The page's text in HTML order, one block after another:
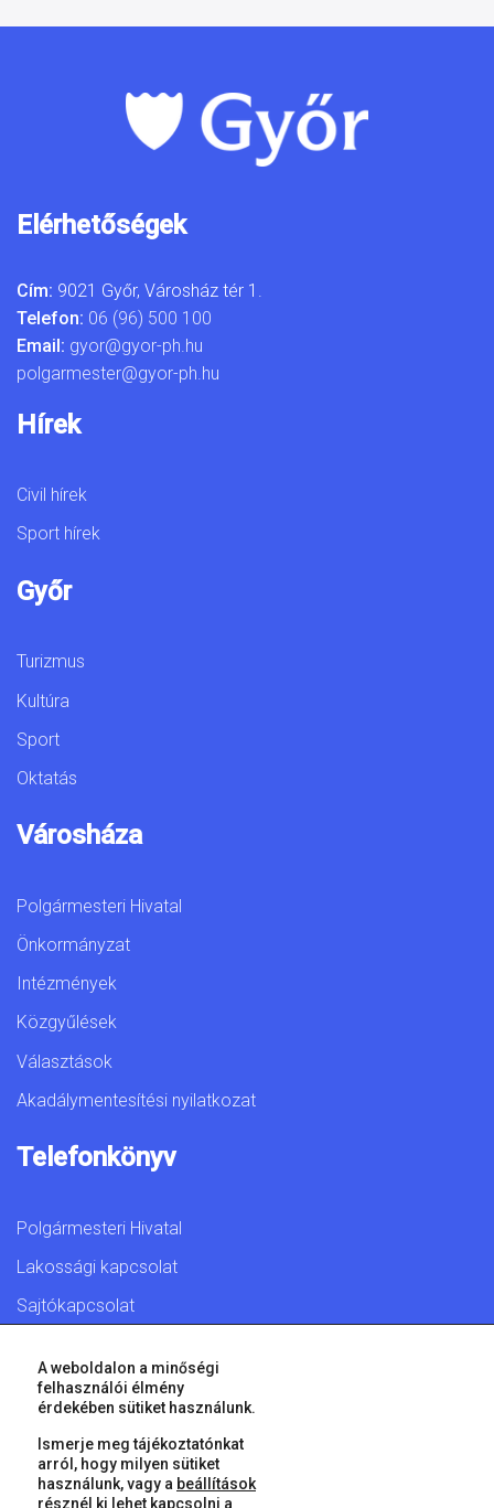
Elérhetőségek
Cím: 9021 Győr, Városház tér 1.
Telefon: 06 (96) 500 100
Email: gyor@gyor-ph.hu
polgarmester@gyor-ph.hu
Hírek
Civil hírek
Sport hírek
Győr
Turizmus
Kultúra
Sport
Oktatás
Városháza
Polgármesteri Hivatal
Önkormányzat
Intézmények
Közgyűlések
Választások
Akadálymentesítési nyilatkozat
Telefonkönyv
Polgármesteri Hivatal
Lakossági kapcsolat
Sajtókapcsolat
© 2026 Győr Megyei Jogú Város • Minden jog fenntartva!
A weboldalon a minőségi
felhasználói élmény
érdekében sütiket használunk.
Ismerje meg tájékoztatónkat
arról, hogy milyen sütiket
használunk, vagy a beállítások
résznél ki lehet kapcsolni a